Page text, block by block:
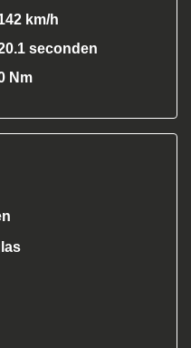
km/h
seconden
Nm